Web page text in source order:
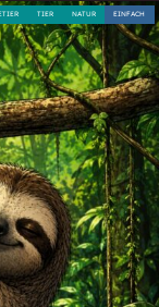
EINFACH
NATUR
TIER